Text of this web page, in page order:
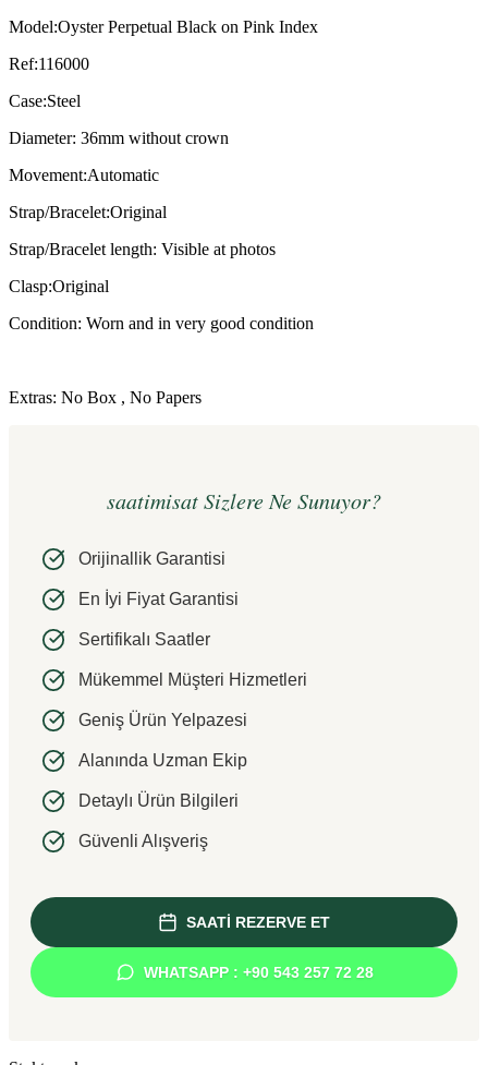
Model:Oyster Perpetual Black on Pink Index
Ref:116000
Case:Steel
Diameter: 36mm without crown
Movement:Automatic
Strap/Bracelet:Original
Strap/Bracelet length: Visible at photos
Clasp:Original
Condition: Worn and in very good condition
Extras: No Box , No Papers
saatimisat Sizlere Ne Sunuyor?
Orijinallik Garantisi
En İyi Fiyat Garantisi
Sertifikalı Saatler
Mükemmel Müşteri Hizmetleri
Geniş Ürün Yelpazesi
Alanında Uzman Ekip
Detaylı Ürün Bilgileri
Güvenli Alışveriş
SAATİ REZERVE ET
WHATSAPP : +90 543 257 72 28